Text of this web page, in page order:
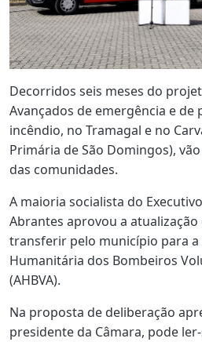
Decorridos seis meses do
Avançados de emergência e de
incêndio, no Tramagal e no
Primária de São Domingos),
das comunidades.
A maioria socialista do
Abrantes aprovou a
transferir pelo município para a
Humanitária dos Bombeiros
(AHBVA).
Na proposta de deliberação
presidente da Câmara, pode